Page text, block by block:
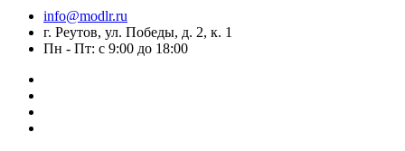
info@modlr.ru
г. Реутов, ул. Победы, д. 2, к. 1
Пн - Пт: с 9:00 до 18:00